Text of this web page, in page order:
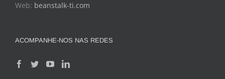
Web: beanstalk-ti.com
ACOMPANHE-NOS NAS REDES